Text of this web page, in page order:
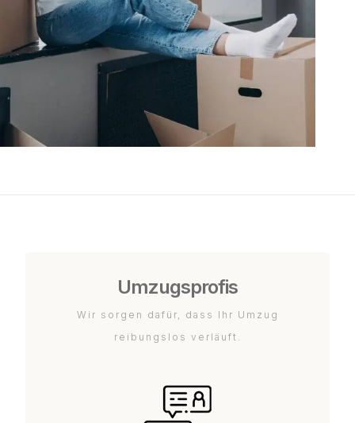
Umzugsprofis
Wir sorgen dafür, dass Ihr Umzug
reibungslos verläuft.